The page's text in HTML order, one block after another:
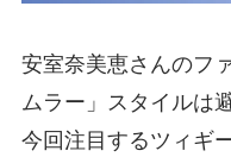
安室奈美恵さんのフ
ムラー」スタイルは
今回注目するツィギ